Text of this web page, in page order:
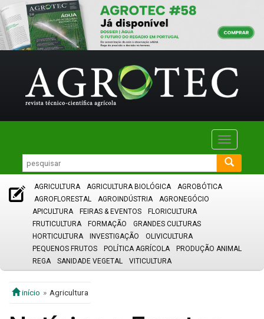
Toggle
AGRICULTURA AGRICULTURA BIOLÓGICA
AGROBÓTICA
AGROFLORESTAL
AGROINDÚSTRIA
AGRONEGÓCIO
APICULTURA
FEIRAS & EVENTOS
FLORICULTURA
FRUTICULTURA
FORMAÇÃO
GRANDES CULTURAS
HORTICULTURA
INVESTIGAÇÃO
OLIVICULTURA
PEQUENOS FRUTOS
POLÍTICA AGRÍCOLA
PRODUÇÃO ANIMAL
REGA
SANIDADE VEGETAL VITICULTURA
início Agricultura